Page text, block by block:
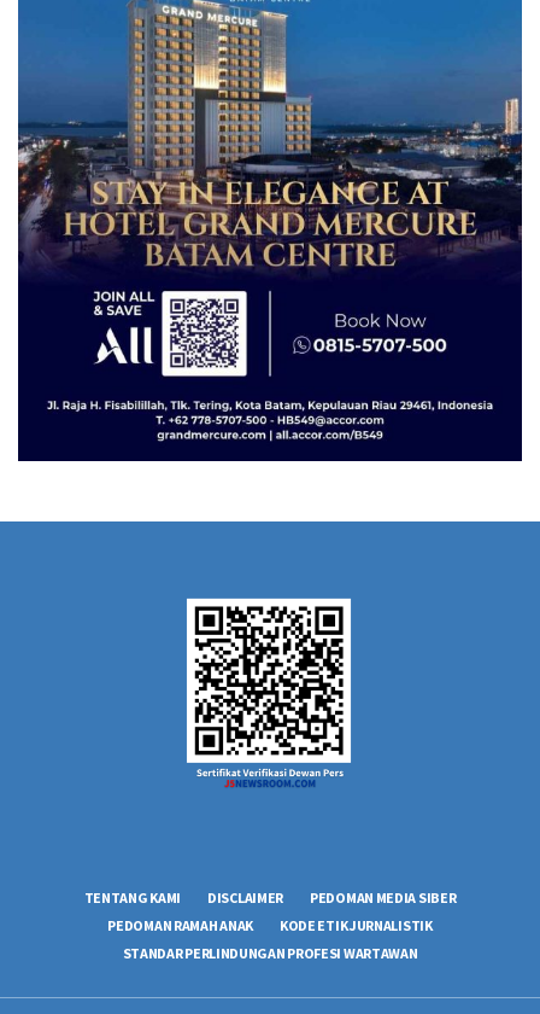
TENTANG KAMI DISCLAIMER
PEDOMAN MEDIA SIBER
PEDOMAN RAMAH ANAK
KODE ETIK JURNALISTIK
STANDAR PERLINDUNGAN PROFESI WARTAWAN